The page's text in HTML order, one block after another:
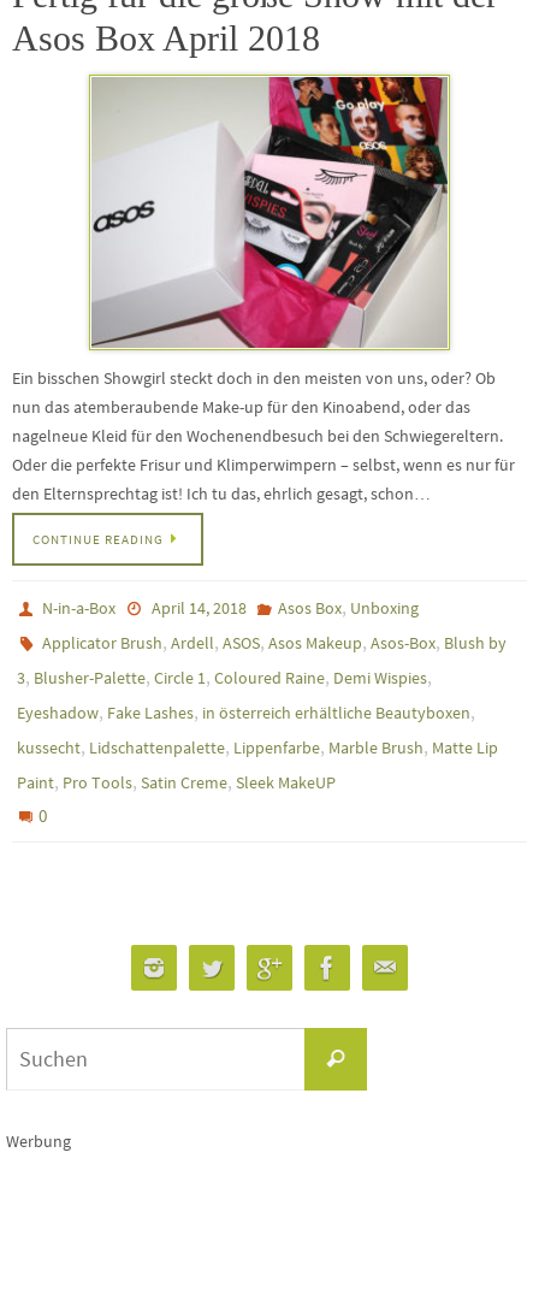
Asos Box April 2018
Ein bisschen Showgirl steckt doch in den meisten von uns, oder? Ob
nun das atemberaubende Make-up für den Kinoabend, oder das
nagelneue Kleid für den Wochenendbesuch bei den Schwiegereltern.
Oder die perfekte Frisur und Klimperwimpern – selbst, wenn es nur für
den Elternsprechtag ist! Ich tu das, ehrlich gesagt, schon…
CONTINUE READING
N-in-a-Box April 14, 2018 Asos Box, Unboxing
Applicator Brush,Ardell,ASOS,Asos Makeup,Asos-Box, Blush by
3, Blusher-Palette, Circle 1, Coloured Raine, Demi Wispies,
Eyeshadow, Fake Lashes, in österreich erhältliche Beautyboxen,
kussecht, Lidschattenpalette, Lippenfarbe, Marble Brush, Matte Lip
Paint, Pro Tools, Satin Creme, Sleek MakeUP
0
Suchen
Werbung